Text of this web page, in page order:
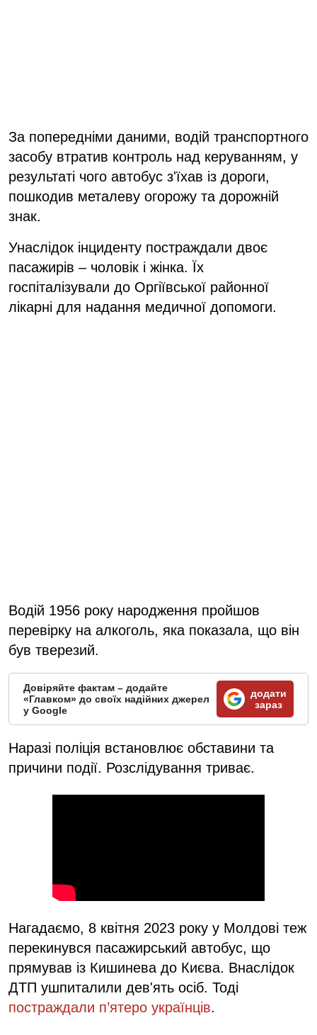
За попередніми даними, водій транспортного
засобу втратив контроль над керуванням, у
результаті чого автобус з'їхав із дороги,
пошкодив металеву огорожу та дорожній
знак.
Унаслідок інциденту постраждали двоє
пасажирів – чоловік і жінка. Їх
госпіталізували до Оргіївської районної
лікарні для надання медичної допомоги.
Водій 1956 року народження пройшов
перевірку на алкоголь, яка показала, що він
був тверезий.
Довіряйте фактам – додайте
«Главком» до своїх надійних джерел
у Google
додати
зараз
Наразі поліція встановлює обставини та
причини події. Розслідування триває.
Нагадаємо, 8 квітня 2023 року у Молдові теж
перекинувся пасажирський автобус, що
прямував із Кишинева до Києва. Внаслідок
ДТП ушпиталили дев'ять осіб. Тоді
постраждали п’ятеро українців.